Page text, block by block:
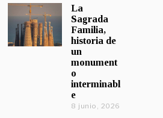
La
Sagrada
Familia,
historia de
un
monument
o
interminabl
e
8 junio, 2026